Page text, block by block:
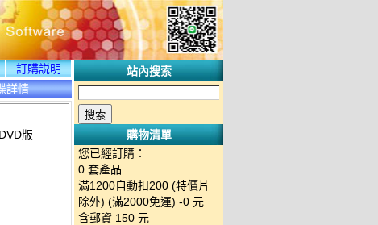
訂購説明
詳情
版
站內搜索
購物清單
您已經訂購：
0 套產品
滿1200自動扣200 (特價片
除外) (滿2000免運) -0 元
含郵資 150 元